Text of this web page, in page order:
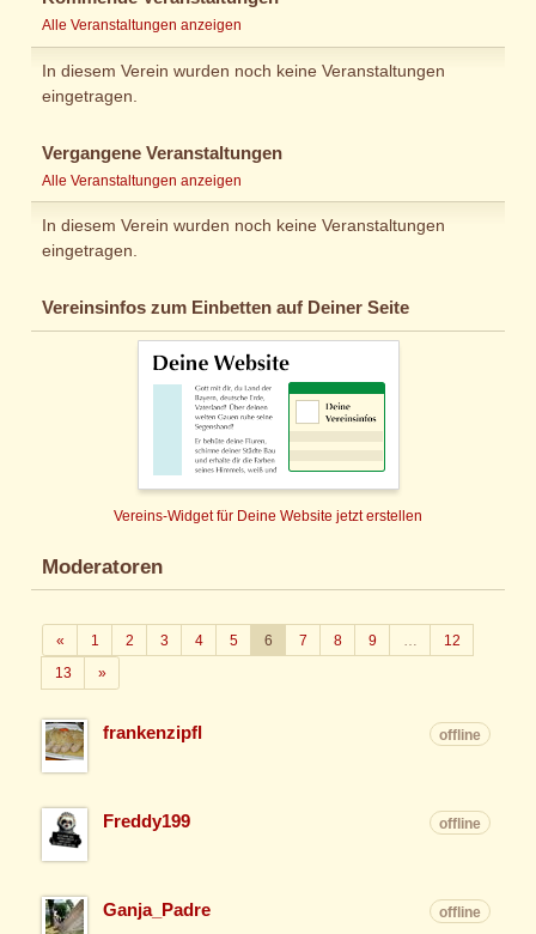
Alle Veranstaltungen anzeigen
In diesem Verein wurden noch keine Veranstaltungen
eingetragen.
Vergangene Veranstaltungen
Alle Veranstaltungen anzeigen
In diesem Verein wurden noch keine Veranstaltungen
eingetragen.
Vereinsinfos zum Einbetten auf Deiner Seite
Vereins-Widget für Deine Website jetzt erstellen
Moderatoren
«Zurück
1 2 3 4 5 6 7 8 9
12
13
»Weiter
frankenzipfl offline
Freddy199 offline
Ganja_Padre offline